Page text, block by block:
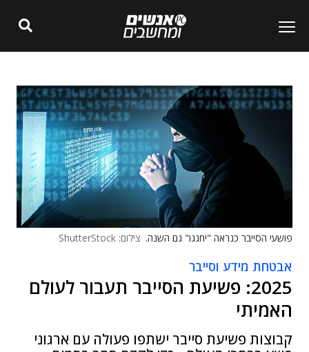
פושעי הסייבר כנראה "יחגגו" גם השנה. צילום: ShutterStock
אבטחת מידע וסייבר
2025: פשיעת הסייבר תעבור לעולם
האמיתי
קבוצות פשיעת סייבר ישתפו פעולה עם ארגוני